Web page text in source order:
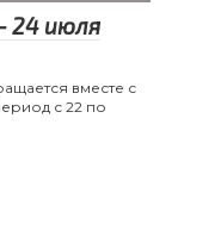
24 июля
вместе с
с 22 по